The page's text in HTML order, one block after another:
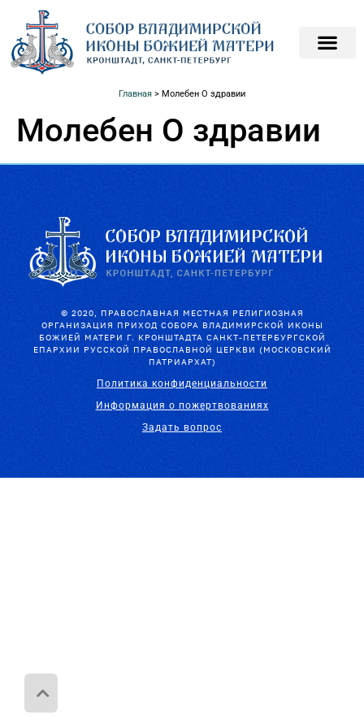
Главная > Молебен О здравии
Молебен О здравии
© 2020, ПРАВОСЛАВНАЯ МЕСТНАЯ РЕЛИГИОЗНАЯ
ОРГАНИЗАЦИЯ ПРИХОД СОБОРА ВЛАДИМИРСКОЙ ИКОНЫ
БОЖИЕЙ МАТЕРИ Г. КРОНШТАДТА САНКТ-ПЕТЕРБУРГСКОЙ
ЕПАРХИИ РУССКОЙ ПРАВОСЛАВНОЙ ЦЕРКВИ (МОСКОВСКИЙ
ПАТРИАРХАТ)
Политика конфиденциальности
Информация о пожертвованиях
Задать вопрос